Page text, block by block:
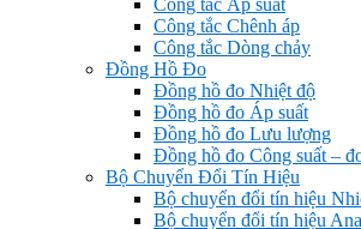
Công tắc Áp suất
Công tắc Chênh áp
Công tắc Dòng chảy
Đồng Hồ Đo
Đồng hồ đo Nhiệt độ
Đồng hồ đo Áp suất
Đồng hồ đo Lưu lượng
Đồng hồ đo Công suất –
Bộ Chuyển Đổi Tín Hiệu
Bộ chuyển đổi tín hiệu
Bộ chuyển đổi tín hiệu